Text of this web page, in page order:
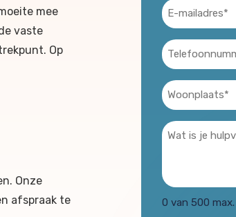
mee
vaste
Op
Onze
afspraak te
E-
mailadres
(Vereist)
Telefoon
(Vereist)
Woonplaats
(Vereist)
Wat
hulpvraag?
0 van 500